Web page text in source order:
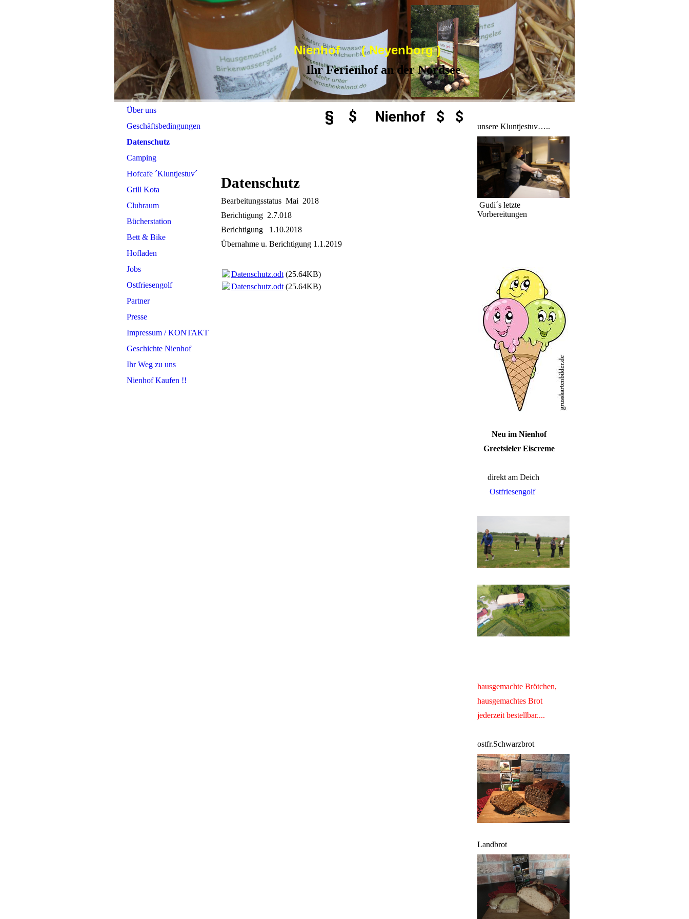
Nienhof ( Neyenborg )
Ihr Ferienhof an der Nordsee
Über uns
Geschäftsbedingungen
Datenschutz
Camping
Hofcafe ´Kluntjestuv´
Grill Kota
Clubraum
Bücherstation
Bett & Bike
Hofladen
Jobs
Ostfriesengolf
Partner
Presse
Impressum / KONTAKT
Geschichte Nienhof
Ihr Weg zu uns
Nienhof Kaufen !!
§ $ Nienhof $ $
Datenschutz
Bearbeitungsstatus Mai 2018
Berichtigung 2.7.018
Berichtigung 1.10.2018
Übernahme u. Berichtigung 1.1.2019
Datenschutz.odt (25.64KB)
Datenschutz.odt (25.64KB)
unsere Kluntjestuv…..
Gudi´s letzte
Vorbereitungen
Neu im Nienhof
Greetsieler Eiscreme
direkt am Deich
Ostfriesengolf
hausgemachte Brötchen,
hausgemachtes Brot
jederzeit bestellbar....
ostfr.Schwarzbrot
Landbrot